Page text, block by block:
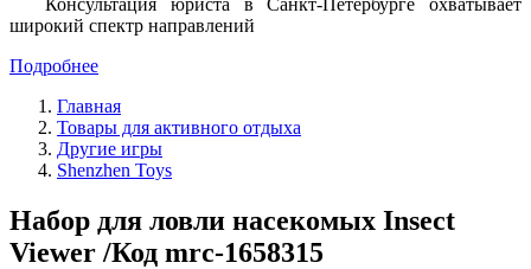
широкий спектр направлений
Подробнее
Главная
Товары для активного отдыха
Другие игры
Shenzhen Toys
Набор для ловли насекомых Insect
Viewer /Код mrc-1658315